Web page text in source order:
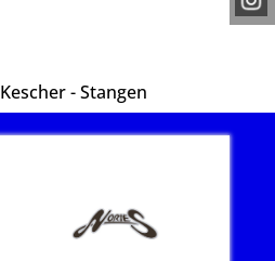
Kescher - Stangen